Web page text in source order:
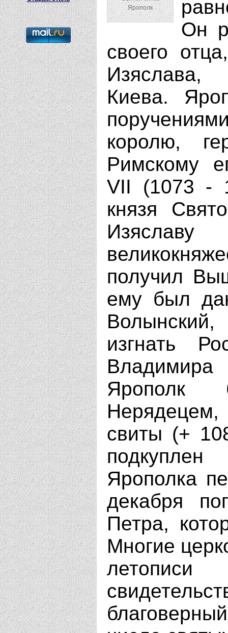
Ярополк
Он
своего
Изяслава,
Киева.
королю,
Римскому
VII (1073 -
князя
получил
ему был
изгнать
Ярополк
свиты (+
Ярополка
декабря
Петра,
Многие
летописи